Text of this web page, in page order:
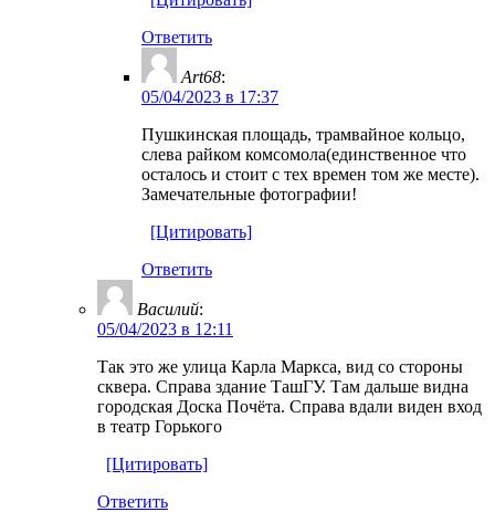
Ответить
Art68:
05/04/2023 в 17:37
Пушкинская площадь, трамвайное кольцо,
слева райком комсомола(единственное что
осталось и стоит с тех времен том же месте).
Замечательные фотографии!
[Цитировать]
Ответить
Василий:
05/04/2023 в 12:11
Так это же улица Карла Маркса, вид со стороны
сквера. Справа здание ТашГУ. Там дальше видна
городская Доска Почёта. Справа вдали виден вход
в театр Горького
[Цитировать]
Ответить